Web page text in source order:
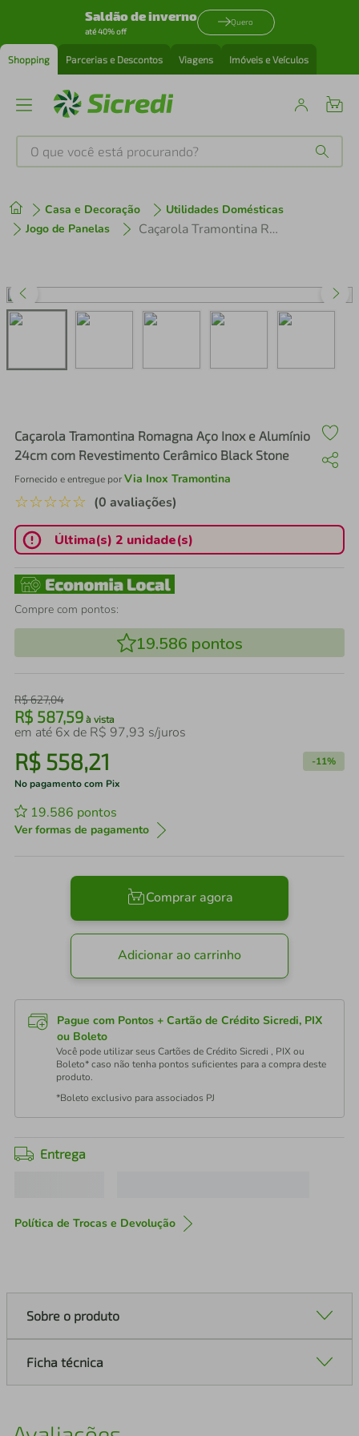
Saldão de inverno
até 40% off
Quero
Shopping Parcerias e Descontos Viagens Imóveis e Veículos
O que você está procurando?
Casa e Decoração
Utilidades Domésticas
Jogo de Panelas
Caçarola Tramontina Romagna Aço Inox e Alumínio 24cm com Revestimento Cerâmico Black Stone
Caçarola Tramontina Romagna Aço Inox e Alumínio
24cm com Revestimento Cerâmico Black Stone
Fornecido e entregue porVia Inox Tramontina
☆☆☆☆☆ (0 avaliações)
Última(s) 2 unidade(s)
Compre com pontos:
19.586 pontos
R$627,04
R$ 587,59 à vista
em até 6x de R$ 97,93 s/juros
R$ 558,21 -11%
No pagamento com Pix
19.586 pontos
Ver formas de pagamento
Comprar agora
Adicionar ao carrinho
Pague com Pontos + Cartão de Crédito Sicredi, PIX
ou Boleto
Você pode utilizar seus Cartões de Crédito Sicredi , PIX ou
Boleto* caso não tenha pontos suficientes para a compra deste
produto.
*Boleto exclusivo para associados PJ
Entrega
Política de Trocas e Devolução
Sobre o produto
Ficha técnica
1º tenis
3º perfume